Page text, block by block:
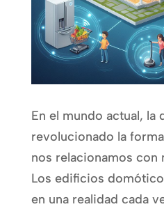
En el mundo actual, la
revolucionado la
nos relacionamos con
Los edificios
en una realidad cada